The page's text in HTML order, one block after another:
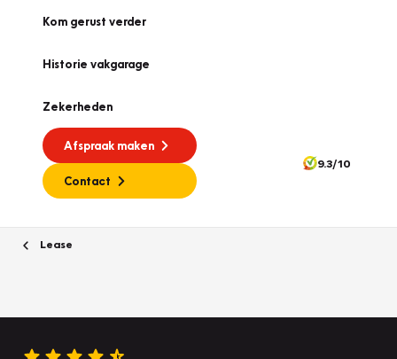
Kom gerust verder
Historie vakgarage
Zekerheden
Afspraak maken
Contact
9.3/10
Lease